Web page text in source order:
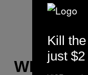
WE
Kill
just